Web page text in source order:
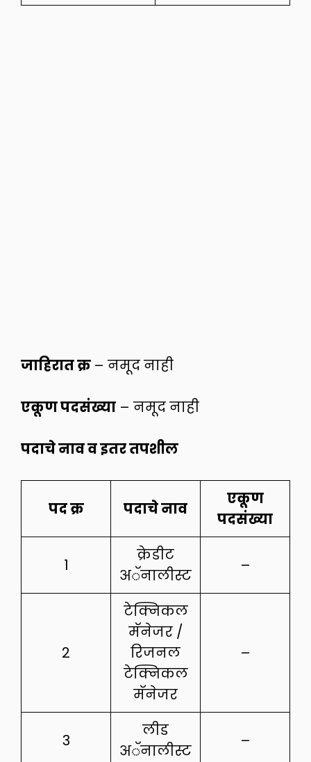
जाहिरात क्र – नमूद नाही
एकूण पदसंख्या – नमूद नाही
पदाचे नाव व इतर तपशील
पद क्र पदाचे नाव
एकूण
पदसंख्या
1
क्रेडीट
अॅनालीस्ट
–
2
टेक्निकल
मॅनेजर /
रिजनल
टेक्निकल
मॅनेजर
–
3
लीड
अॅनालीस्ट
–